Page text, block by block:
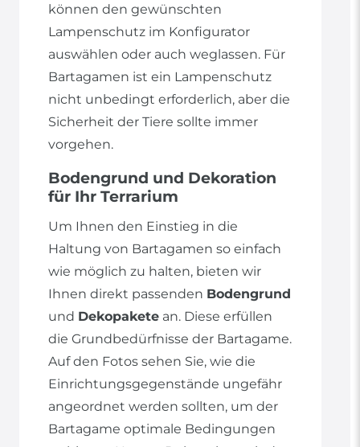
können den gewünschten
Lampenschutz im Konfigurator
auswählen oder auch weglassen. Für
Bartagamen ist ein Lampenschutz
nicht unbedingt erforderlich, aber die
Sicherheit der Tiere sollte immer
vorgehen.
Bodengrund und Dekoration
für Ihr Terrarium
Um Ihnen den Einstieg in die
Haltung von Bartagamen so einfach
wie möglich zu halten, bieten wir
Ihnen direkt passenden Bodengrund
und Dekopakete an. Diese erfüllen
die Grundbedürfnisse der Bartagame.
Auf den Fotos sehen Sie, wie die
Einrichtungsgegenstände ungefähr
angeordnet werden sollten, um der
Bartagame optimale Bedingungen